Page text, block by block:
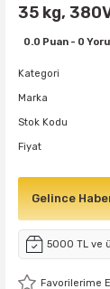
35 kg,
0.0 Puan - 0
Kategori
Marka
Stok Kodu
Fiyat
Gelince
5000 TL ve